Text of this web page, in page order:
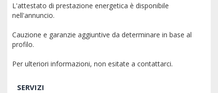
L'attestato di prestazione energetica è disponibile
nell'annuncio.
Cauzione e garanzie aggiuntive da determinare in base al
profilo.
Per ulteriori informazioni, non esitate a contattarci.
SERVIZI